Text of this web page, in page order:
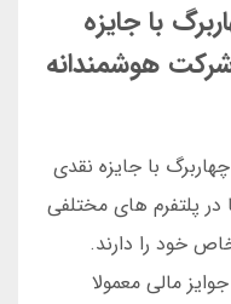
با جایزه
هوشمندانه
با جایزه نقدی
در پلتفرم های مختلفی
خود را دارند.
مالی معمولا